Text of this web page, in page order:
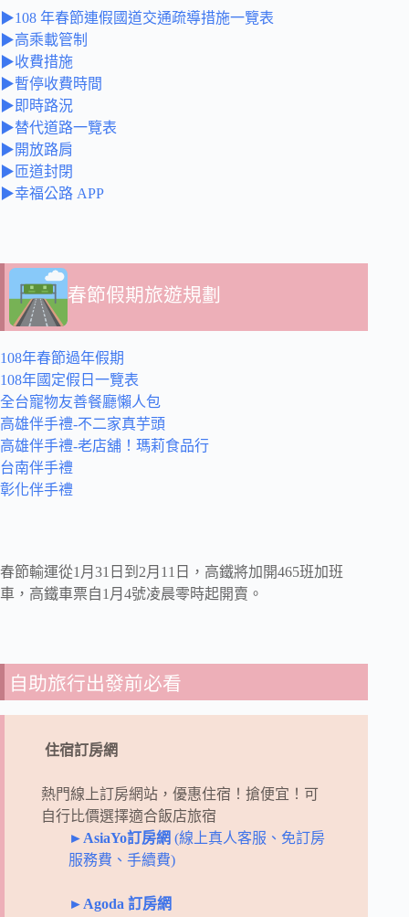
▶108 年春節連假國道交通疏導措施一覽表
▶高乘載管制
▶收費措施
▶暫停收費時間
▶即時路況
▶替代道路一覽表
▶開放路肩
▶匝道封閉
▶幸福公路 APP
春節假期旅遊規劃
108年春節過年假期
108年國定假日一覽表
全台寵物友善餐廳懶人包
高雄伴手禮-不二家真芋頭
高雄伴手禮-老店舖！瑪莉食品行
台南伴手禮
彰化伴手禮
春節輸運從1月31日到2月11日，高鐵將加開465班加班
車，高鐵車票自1月4號凌晨零時起開賣。
自助旅行出發前必看
住宿訂房網
熱門線上訂房網站，優惠住宿！搶便宜！ 可
自行比價選擇適合飯店旅宿
►AsiaYo訂房網 (線上真人客服、免訂房
服務費、手續費)
►Agoda 訂房網